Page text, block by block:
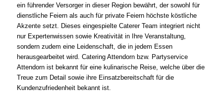
ein führender Versorger in dieser Region bewährt, der sowohl für
dienstliche Feiern als auch für private Feiern höchste köstliche
Akzente setzt. Dieses eingespielte Caterer Team integriert nicht
nur Expertenwissen sowie Kreativität in Ihre Veranstaltung,
sondern zudem eine Leidenschaft, die in jedem Essen
herausgearbeitet wird. Catering Attendorn bzw. Partyservice
Attendorn ist bekannt für eine kulinarische Reise, welche über die
Treue zum Detail sowie ihre Einsatzbereitschaft für die
Kundenzufriedenheit bekannt ist.